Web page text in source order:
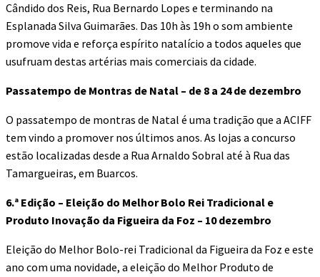
Cândido dos Reis, Rua Bernardo Lopes e terminando na
Esplanada Silva Guimarães. Das 10h às 19h o som ambiente
promove vida e reforça espírito natalício a todos aqueles que
usufruam destas artérias mais comerciais da cidade.
Passatempo de Montras de Natal – de 8 a 24 de dezembro
O passatempo de montras de Natal é uma tradição que a ACIFF
tem vindo a promover nos últimos anos. As lojas a concurso
estão localizadas desde a Rua Arnaldo Sobral até à Rua das
Tamargueiras, em Buarcos.
6.ª Edição – Eleição do Melhor Bolo Rei Tradicional e
Produto Inovação da Figueira da Foz – 10 dezembro
Eleição do Melhor Bolo-rei Tradicional da Figueira da Foz e este
ano com uma novidade, a eleição do Melhor Produto de